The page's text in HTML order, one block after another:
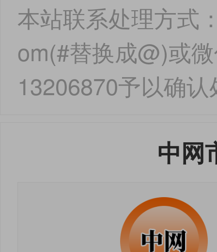
本站联系处理方式
om(#替换成@)或
13206870予以确
中网